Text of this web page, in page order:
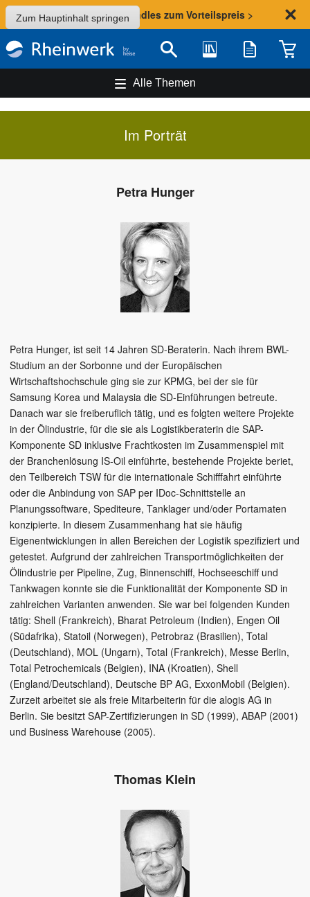
Zum Hauptinhalt springen
Sommer-Aktion: Bundles zum Vorteilspreis >
Suche Bibliothek Merkliste
Alle Themen
Im Porträt
Petra Hunger
Petra Hunger, ist seit 14 Jahren SD-Beraterin. Nach ihrem BWL-
Studium an der Sorbonne und der Europäischen
Wirtschaftshochschule ging sie zur KPMG, bei der sie für
Samsung Korea und Malaysia die SD-Einführungen betreute.
Danach war sie freiberuflich tätig, und es folgten weitere Projekte
in der Ölindustrie, für die sie als Logistikberaterin die SAP-
Komponente SD inklusive Frachtkosten im Zusammenspiel mit
der Branchenlösung IS-Oil einführte, bestehende Projekte beriet,
den Teilbereich TSW für die internationale Schifffahrt einführte
oder die Anbindung von SAP per IDoc-Schnittstelle an
Planungssoftware, Spediteure, Tanklager und/oder Portamaten
konzipierte. In diesem Zusammenhang hat sie häufig
Eigenentwicklungen in allen Bereichen der Logistik spezifiziert und
getestet. Aufgrund der zahlreichen Transportmöglichkeiten der
Ölindustrie per Pipeline, Zug, Binnenschiff, Hochseeschiff und
Tankwagen konnte sie die Funktionalität der Komponente SD in
zahlreichen Varianten anwenden. Sie war bei folgenden Kunden
tätig: Shell (Frankreich), Bharat Petroleum (Indien), Engen Oil
(Südafrika), Statoil (Norwegen), Petrobraz (Brasilien), Total
(Deutschland), MOL (Ungarn), Total (Frankreich), Messe Berlin,
Total Petrochemicals (Belgien), INA (Kroatien), Shell
(England/Deutschland), Deutsche BP AG, ExxonMobil (Belgien).
Zurzeit arbeitet sie als freie Mitarbeiterin für die alogis AG in
Berlin. Sie besitzt SAP-Zertifizierungen in SD (1999), ABAP (2001)
und Business Warehouse (2005).
Thomas Klein